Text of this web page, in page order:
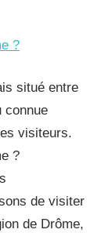
?
situé entre
connue
visiteurs.
?
de visiter
de Drôme,